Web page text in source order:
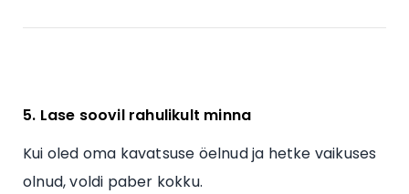
5. Lase soovil rahulikult minna
Kui oled oma kavatsuse öelnud ja hetke vaikuses
olnud, voldi paber kokku.